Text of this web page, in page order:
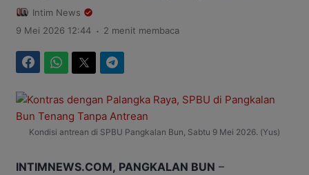
Intim News
9 Mei 2026 12:44 . 2 menit membaca
Kondisi antrean di SPBU Pangkalan Bun, Sabtu 9 Mei 2026. (Yus)
INTIMNEWS.COM, PANGKALAN BUN –